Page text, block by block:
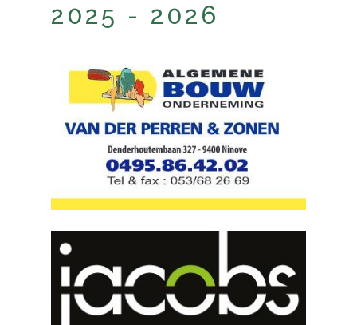
2025 - 2026